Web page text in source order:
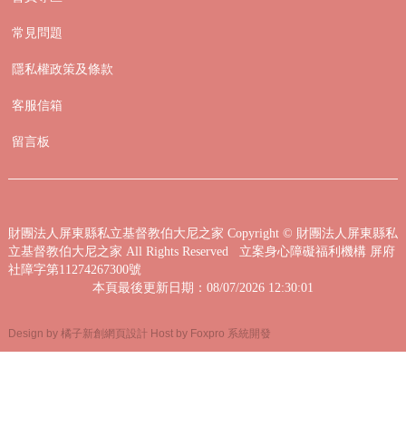
常見問題
隱私權政策及條款
客服信箱
留言板
財團法人屏東縣私立基督教伯大尼之家 Copyright © 財團法人屏東縣私
立基督教伯大尼之家 All Rights Reserved 立案身心障礙福利機構 屏府
社障字第11274267300號
本頁最後更新日期：08/07/2026 12:30:01
Design by 橘子新創網頁設計 Host by Foxpro 系統開發